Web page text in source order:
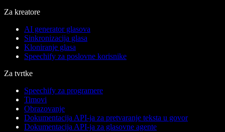
Za kreatore
AI generator glasova
Sinkronizacija glasa
Kloniranje glasa
Speechify za poslovne korisnike
Za tvrtke
Speechify za programere
Timovi
Obrazovanje
Dokumentacija API-ja za pretvaranje teksta u govor
Dokumentacija API-ja za glasovne agente